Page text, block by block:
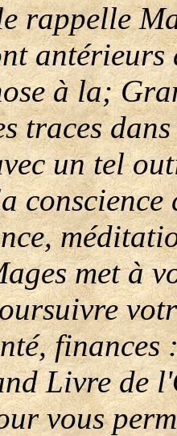
rappelle
à la;
traces
un tel
met à
finances
Livre de
vous